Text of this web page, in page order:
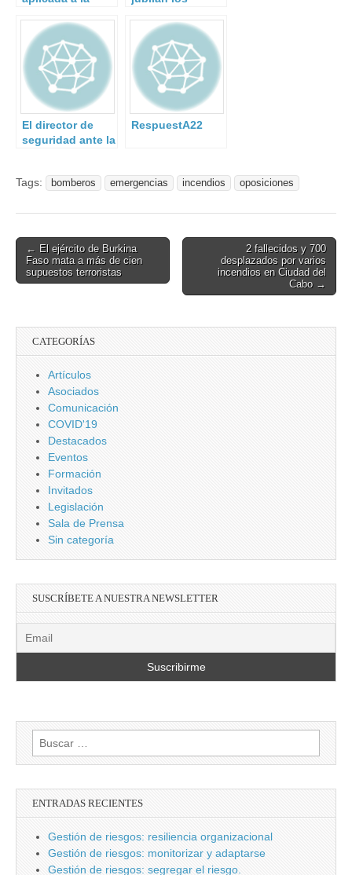
emergencias
nacionales?
El director de
seguridad ante la
críticas.
RespuestA22
Tags: bomberos emergencias incendios oposiciones
Post
navigation
← El ejército de Burkina
Faso mata a más de cien
supuestos terroristas
2 fallecidos y 700
desplazados por varios
incendios en Ciudad del
Cabo →
CATEGORÍAS
Artículos
Asociados
Comunicación
COVID'19
Destacados
Eventos
Formación
Invitados
Legislación
Sala de Prensa
Sin categoría
SUSCRÍBETE A NUESTRA NEWSLETTER
Buscar:
ENTRADAS RECIENTES
Gestión de riesgos: resiliencia organizacional
Gestión de riesgos: monitorizar y adaptarse
Gestión de riesgos: segregar el riesgo.